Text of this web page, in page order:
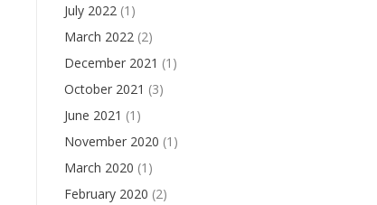
July 2022(1)
March 2022(2)
December 2021 (1)
October 2021 (3)
June 2021 (1)
November 2020 (1)
March 2020 (1)
February 2020 (2)